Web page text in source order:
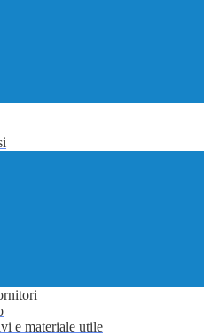
e materiale utile